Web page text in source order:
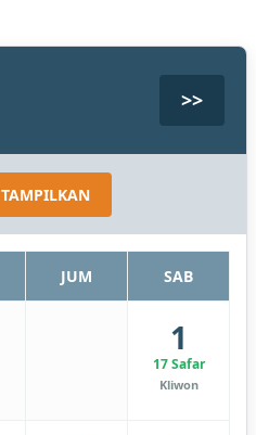
>>
TAMPILKAN
JUM SAB
1
17 Safar
Kliwon